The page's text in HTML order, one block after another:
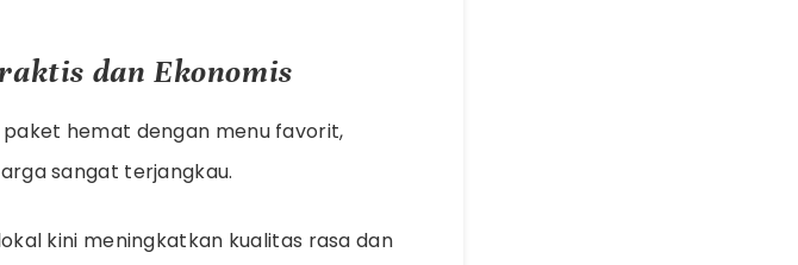
dan Ekonomis
hemat dengan menu favorit,
sangat terjangkau.
kini meningkatkan kualitas rasa dan